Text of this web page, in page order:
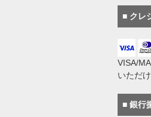
■ クレ
VISA/
いただけ
■ 銀行